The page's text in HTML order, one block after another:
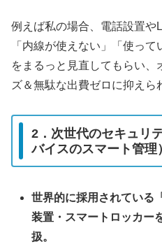
例えば私の場合、電話設置や
「内線が使えない」「使って
をまるっと見直してもらい
ズ＆無駄な出費ゼロに抑えら
2．次世代のセキュリ
バイスのスマート管理
世界的に採用されている
装置・スマートロッカー
扱。